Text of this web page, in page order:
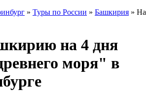
» Туры по России » Башкирия » На
на 4 дня
моря" в